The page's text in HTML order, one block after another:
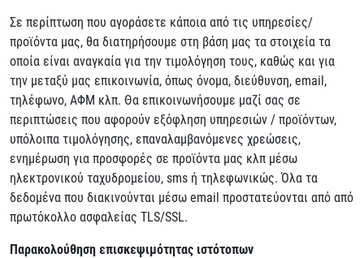
Σε περίπτωση που αγοράσετε κάποια από τις υπηρεσίες/
προϊόντα μας, θα διατηρήσουμε στη βάση μας τα στοιχεία τα
οποία είναι αναγκαία για την τιμολόγηση τους, καθώς και για
την μεταξύ μας επικοινωνία, όπως όνομα, διεύθυνση, email,
τηλέφωνο, ΑΦΜ κλπ. Θα επικοινωνήσουμε μαζί σας σε
περιπτώσεις που αφορούν εξόφληση υπηρεσιών / προϊόντων,
υπόλοιπα τιμολόγησης, επαναλαμβανόμενες χρεώσεις,
ενημέρωση για προσφορές σε προϊόντα μας κλπ μέσω
ηλεκτρονικού ταχυδρομείου, sms ή τηλεφωνικώς. Όλα τα
δεδομένα που διακινούνται μέσω email προστατεύονται από από
πρωτόκολλο ασφαλείας TLS/SSL.
Παρακολούθηση επισκεψιμότητας ιστότοπων